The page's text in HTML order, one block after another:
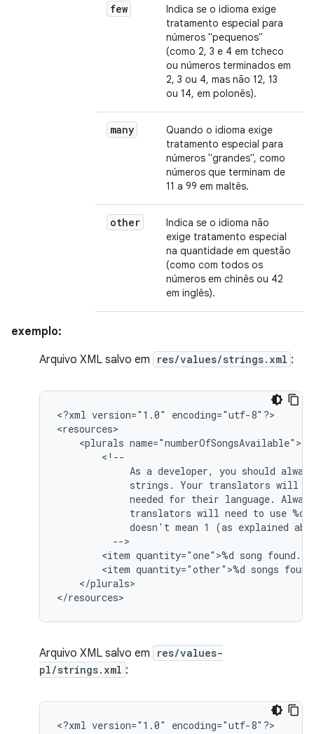
few
Indica se o idioma exige
tratamento especial para
números "pequenos"
(como 2, 3 e 4 em tcheco
ou números terminados em
2, 3 ou 4, mas não 12, 13
ou 14, em polonês).
many
Quando o idioma exige
tratamento especial para
números "grandes", como
números que terminam de
11 a 99 em maltês.
other
Indica se o idioma não
exige tratamento especial
na quantidade em questão
(como com todos os
números em chinês ou 42
em inglês).
exemplo:
Arquivo XML salvo em
res/values/strings.xml :
<?xml version="1.0"
encoding="utf-8"?>
<plurals
As a developer, you should always
strings.
Your translators will
needed for their language. Always
translators will need to use %d
doesn't mean 1 (as explained
<item quantity="one">%d song
<item quantity="other">%d songs
</plurals>
</resources>
Arquivo XML salvo em
res/values-
pl/strings.xml :
<?xml version="1.0"
encoding="utf-8"?>